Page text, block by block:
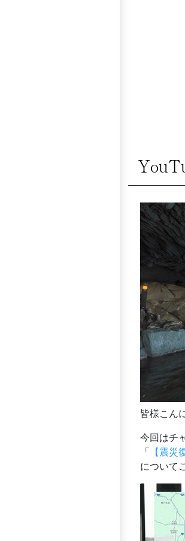
皆様こん
今回はチ
「
【震
について